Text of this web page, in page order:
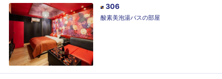
306
酸素美泡湯バスの部屋